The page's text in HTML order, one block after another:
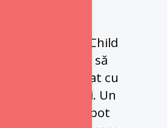
Microsoft "Child
a urmărit să
cum a evoluat cu
20 și 30 de ani. Un
mai noi îl pot